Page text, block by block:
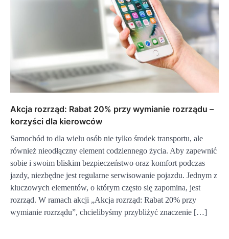
Akcja rozrząd: Rabat 20% przy wymianie rozrządu –
korzyści dla kierowców
Samochód to dla wielu osób nie tylko środek transportu, ale
również nieodłączny element codziennego życia. Aby zapewnić
sobie i swoim bliskim bezpieczeństwo oraz komfort podczas
jazdy, niezbędne jest regularne serwisowanie pojazdu. Jednym z
kluczowych elementów, o którym często się zapomina, jest
rozrząd. W ramach akcji „Akcja rozrząd: Rabat 20% przy
wymianie rozrządu”, chcielibyśmy przybliżyć znaczenie […]